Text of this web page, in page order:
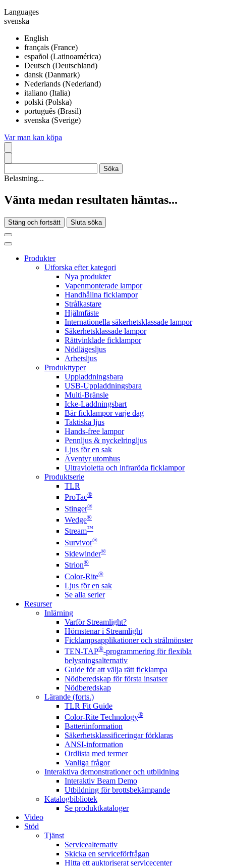
Languages
svenska
English
français (France)
español (Latinoamérica)
Deutsch (Deutschland)
dansk (Danmark)
Nederlands (Nederland)
italiano (Italia)
polski (Polska)
português (Brasil)
svenska (Sverige)
Var man kan köpa
Belastning...
Vänta medan resultaten hämtas...
Stäng och fortsätt Sluta söka
Produkter
Utforska efter kategori
Nya produkter
Vapenmonterade lampor
Handhållna ficklampor
Strålkastare
Hjälmfäste
Internationella säkerhetsklassade lampor
Säkerhetsklassade lampor
Rättvinklade ficklampor
Nödlägesljus
Arbetsljus
Produkttyper
Uppladdningsbara
USB-Uppladdningsbara
Multi-Bränsle
Icke-Laddningsbart
Bär ficklampor varje dag
Taktiska ljus
Hands-free lampor
Pennljus & nyckelringljus
Ljus för en sak
Äventyr utomhus
Ultravioletta och infraröda ficklampor
Produktserie
TLR
ProTac®
Stinger®
Wedge®
Stream™
Survivor®
Sidewinder®
Strion®
Color-Rite®
Ljus för en sak
Se alla serier
Resurser
Inlärning
Varför Streamlight?
Hörnstenar i Streamlight
Ficklampsapplikationer och strålmönster
TEN-TAP®-programmering för flexibla
belysningsalternativ
Guide för att välja rätt ficklampa
Nödberedskap för första insatser
Nödberedskap
Lärande (forts.)
TLR Fit Guide
Color-Rite Technology®
Batteriinformation
Säkerhetsklassificeringar förklaras
ANSI-information
Ordlista med termer
Vanliga frågor
Interaktiva demonstrationer och utbildning
Interaktiv Beam Demo
Utbildning för brottsbekämpande
Katalogbibliotek
Se produktkataloger
Video
Stöd
Tjänst
Servicealternativ
Skicka en serviceförfrågan
Hitta ett auktoriserat servicecenter